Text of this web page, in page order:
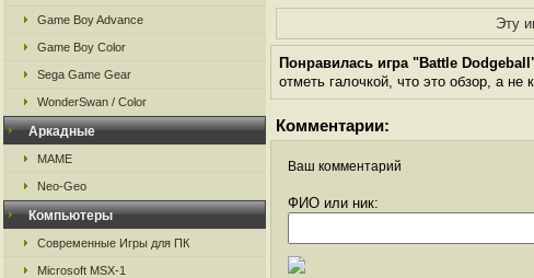
Game Boy Advance
Game Boy Color
Sega Game Gear
WonderSwan / Color
Аркадные
MAME
Neo-Geo
Компьютеры
Современные Игры для ПК
Microsoft MSX-1
Эту
Понравилась игра "Battle
отметь галочкой, что это обзор, а не
Комментарии:
Ваш комментарий
ФИО или ник: